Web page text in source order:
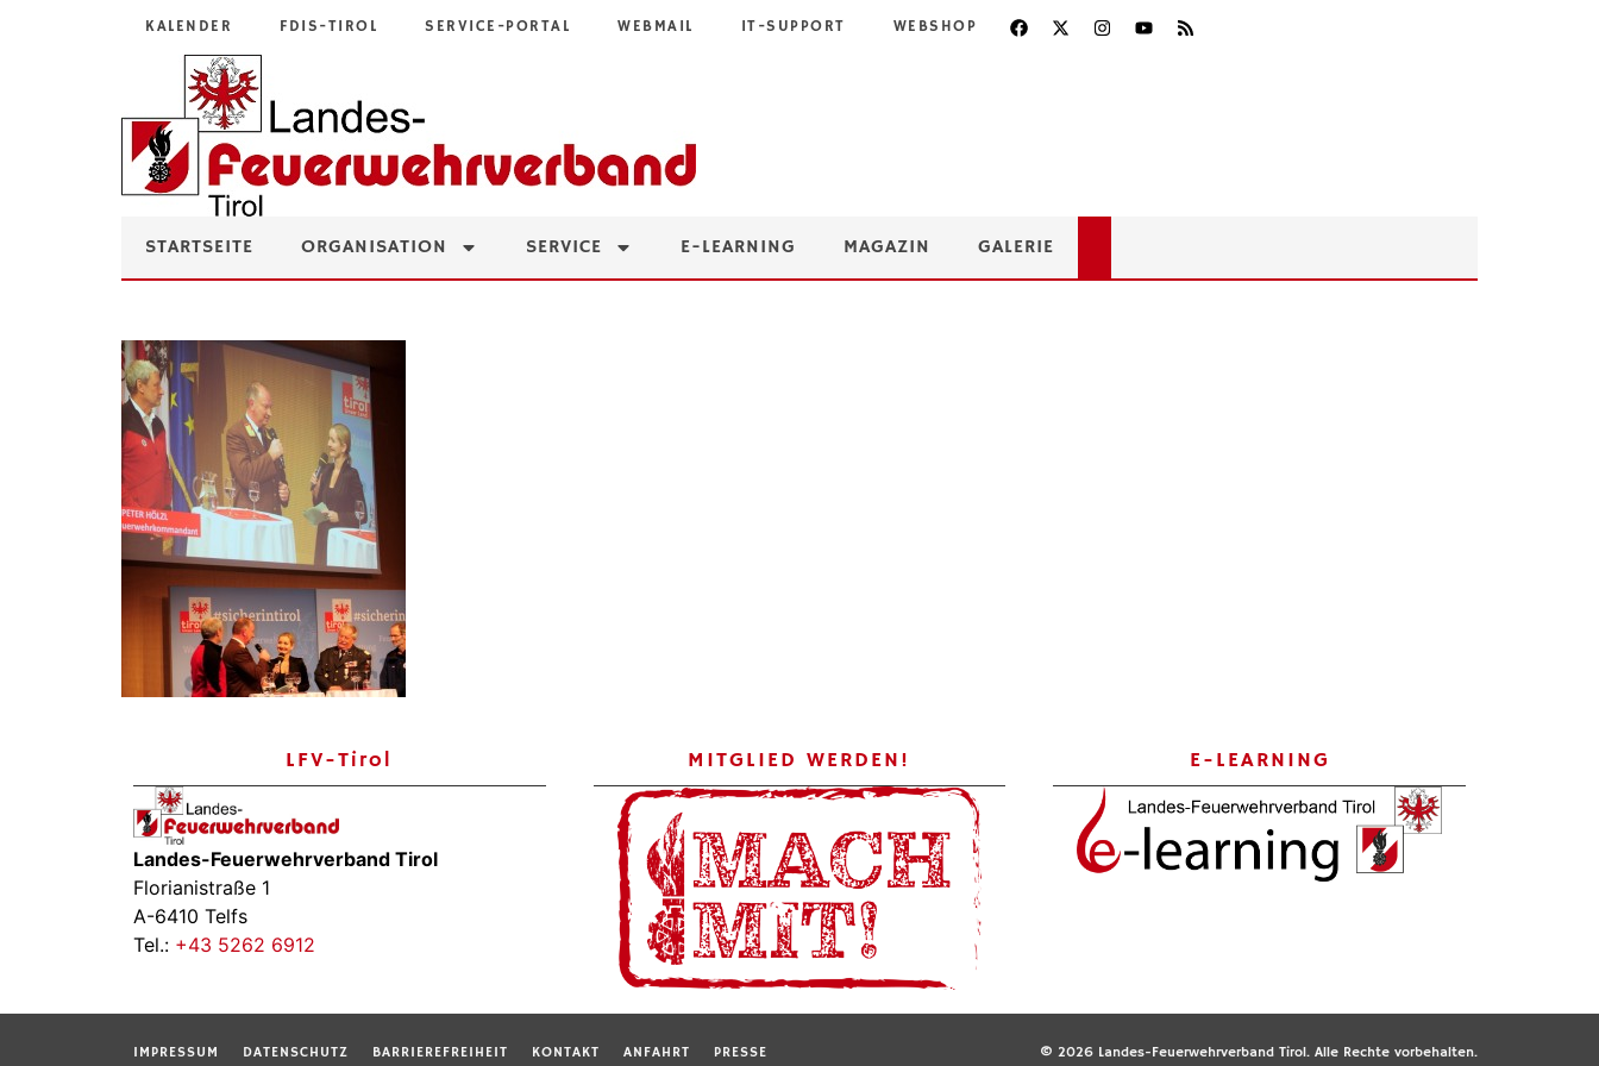
KALENDER FDIS-TIROL SERVICE-PORTAL WEBMAIL IT-SUPPORT WEBSHOP
STARTSEITE ORGANISATION SERVICE E-LEARNING MAGAZIN GALERIE
LFV-Tirol
Landes-Feuerwehrverband Tirol
Florianistraße 1
A-6410 Telfs
Tel.: +43 5262 6912
MITGLIED WERDEN! E-LEARNING
IMPRESSUM DATENSCHUTZ BARRIEREFREIHEIT KONTAKT ANFAHRT PRESSE © 2026 Landes-Feuerwehrverband Tirol. Alle Rechte vorbehalten.